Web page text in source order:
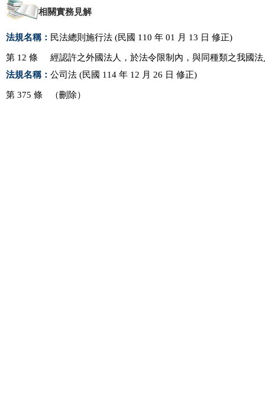
相關實務見解
法規名稱： 民法總則施行法 (民國 110 年 01 月 13 日 修正)
第 12 條
經認許之外國法人，於法令限制內，與同種類之我國
法規名稱： 公司法 (民國 114 年 12 月 26 日 修正)
第 375 條 （刪除）